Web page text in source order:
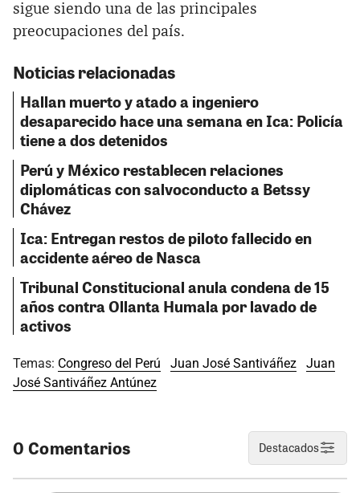
sigue siendo una de las principales
preocupaciones del país.
Noticias relacionadas
Hallan muerto y atado a ingeniero
desaparecido hace una semana en Ica: Policía
tiene a dos detenidos
Perú y México restablecen relaciones
diplomáticas con salvoconducto a Betssy
Chávez
Ica: Entregan restos de piloto fallecido en
accidente aéreo de Nasca
Tribunal Constitucional anula condena de 15
años contra Ollanta Humala por lavado de
activos
Temas: Congreso del Perú Juan José Santiváñez
Juan
José Santiváñez Antúnez
0 Comentarios Destacados